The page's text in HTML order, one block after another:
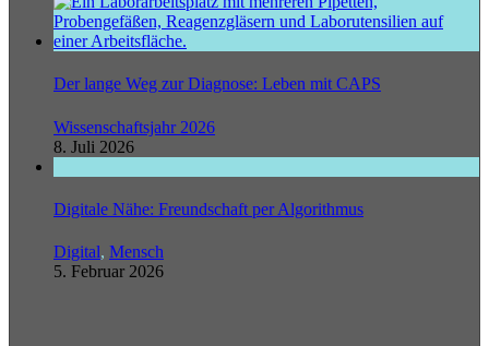
Der lange Weg zur Diagnose: Leben mit CAPS
Wissenschaftsjahr 2026
8. Juli 2026
Digitale Nähe: Freundschaft per Algorithmus
Digital, Mensch
5. Februar 2026